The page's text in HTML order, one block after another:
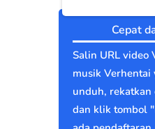
Cepat
Salin URL video
musik
unduh,
dan klik tombol